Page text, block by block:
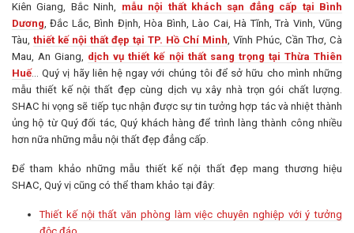
Kiên Giang, Bắc Ninh, mẫu nội thất khách sạn đẳng cấp tại Bình
Dương, Đắc Lắc, Bình Định, Hòa Bình, Lào Cai, Hà Tĩnh, Trà Vinh, Vũng
Tàu, thiết kế nội thất đẹp tại TP. Hồ Chí Minh, Vĩnh Phúc, Cần Thơ, Cà
Mau, An Giang, dịch vụ thiết kế nội thất sang trọng tại Thừa Thiên
Huế… Quý vị hãy liên hệ ngay với chúng tôi để sở hữu cho mình những
mẫu thiết kế nội thất đẹp cùng dịch vụ xây nhà trọn gói chất lượng.
SHAC hi vọng sẽ tiếp tục nhận được sự tin tưởng hợp tác và nhiệt thành
ủng hộ từ Quý đối tác, Quý khách hàng để trình làng thành công nhiều
hơn nữa những mẫu nội thất đẹp đẳng cấp.
Để tham khảo những mẫu thiết kế nội thất đẹp mang thương hiệu
SHAC, Quý vị cũng có thể tham khảo tại đây:
Thiết kế nội thất văn phòng làm việc chuyên nghiệp với ý tưởng